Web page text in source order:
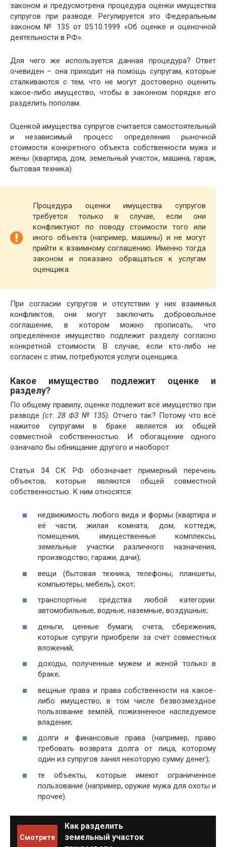
законом и предусмотрена процедура оценки имущества
супругов при разводе. Регулируется это Федеральным
законом № 135 от 05.10.1999 «Об оценке и оценочной
деятельности в РФ».
Для чего же используется данная процедура? Ответ
очевиден – она приходит на помощь супругам, которые
сталкиваются с тем, что не могут достоверно оценить
какое-либо имущество, чтобы в законном порядке его
разделить пополам.
Оценкой имущества супругов считается самостоятельный
и независимый процесс определения рыночной
стоимости конкретного объекта собственности мужа и
жены (квартира, дом, земельный участок, машина, гараж,
бытовая техника).
Процедура оценки имущества супругов
требуется только в случае, если они
конфликтуют по поводу стоимости того или
иного объекта (например, машины) и не могут
прийти к взаимному соглашению. Именно тогда
законом и показано обращаться к услугам
оценщика.
При согласии супругов и отсутствии у них взаимных
конфликтов, они могут заключить добровольное
соглашение, в котором можно прописать, что
определённое имущество подлежит разделу согласно
конкретной стоимости. В случае, если кто-либо не
согласен с этим, потребуются услуги оценщика.
Какое имущество подлежит оценке и
разделу?
По общему правилу, оценке подлежит всё имущество при
разводе (ст. 28 ФЗ № 135). Отчего так? Потому что всё
нажитое супругами в браке является их общей
совместной собственностью. И обогащение одного
означало бы обнищание другого и наоборот.
Статья 34 СК РФ обозначает примерный перечень
объектов, которые являются общей совместной
собственностью. К ним относятся:
недвижимость любого вида и формы (квартира и
её части, жилая комната, дом, коттедж,
помещения, имущественные комплексы,
земельные участки различного назначения,
производство, гаражи, дачи);
вещи (бытовая техника, телефоны, планшеты,
компьютеры, мебель), скот;
транспортные средства любой категории:
автомобильные, водные, наземные, воздушные;
деньги, ценные бумаги, счета, сбережения,
которые супруги приобрели за счёт совместных
вложений;
доходы, полученные мужем и женой только в
браке;
вещные права и права собственности на какое-
либо имущество, в том числе безвозмездное
пользование землёй, пожизненное наследуемое
владение;
долги и финансовые права (например, право
требовать возврата долга от лица, которому
один из супругов занял некоторую сумму денег);
те объекты, которые имеют ограниченное
пользование (например, оружие мужа для охоты и
прочее).
Смотрите
Как разделить
земельный участок